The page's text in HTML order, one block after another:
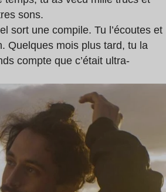
sons.
sort une compile. Tu l’écoutes et
Quelques mois plus tard, tu la
compte que c’était ultra-